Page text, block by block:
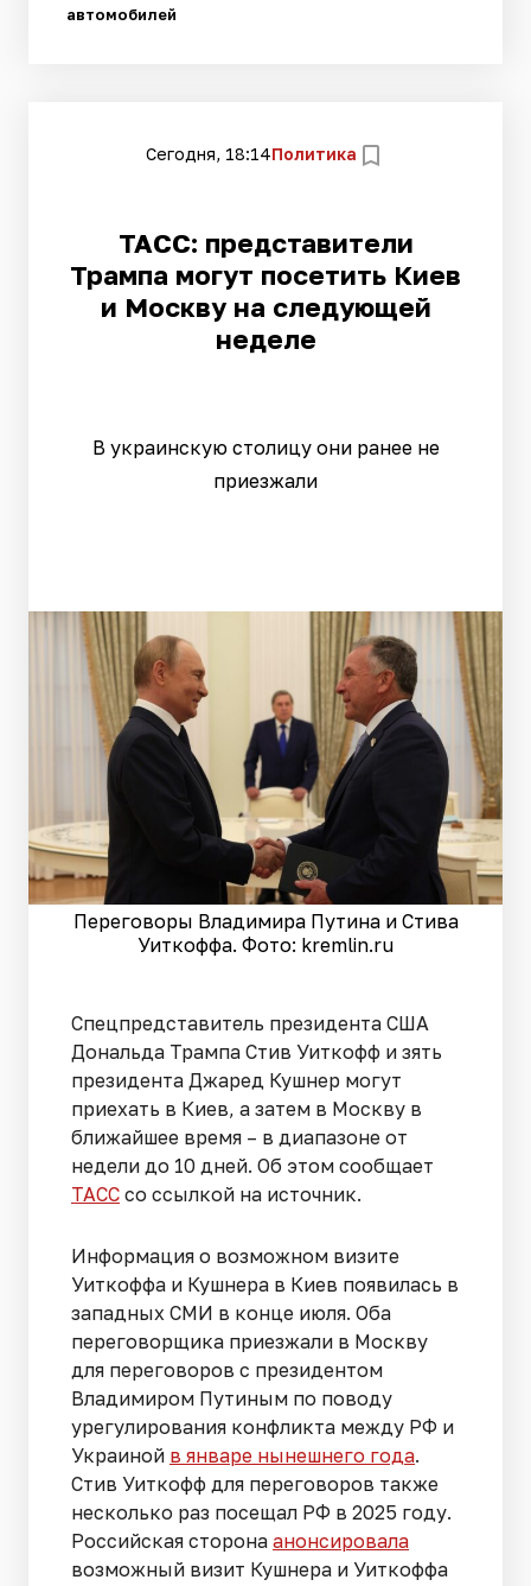
автомобилей
Сегодня, 18:14Политика
ТАСС: представители
Трампа могут посетить Киев
и Москву на следующей
неделе
В украинскую столицу они ранее не
приезжали
Переговоры Владимира Путина и Стива
Уиткоффа. Фото: kremlin.ru
Спецпредставитель президента США
Дональда Трампа Стив Уиткофф и зять
президента Джаред Кушнер могут
приехать в Киев, а затем в Москву в
ближайшее время – в диапазоне от
недели до 10 дней. Об этом сообщает
ТАСС со ссылкой на источник.
Информация о возможном визите
Уиткоффа и Кушнера в Киев появилась в
западных СМИ в конце июля. Оба
переговорщика приезжали в Москву
для переговоров с президентом
Владимиром Путиным по поводу
урегулирования конфликта между РФ и
Украиной в январе нынешнего года.
Стив Уиткофф для переговоров также
несколько раз посещал РФ в 2025 году.
Российская сторона анонсировала
возможный визит Кушнера и Уиткоффа